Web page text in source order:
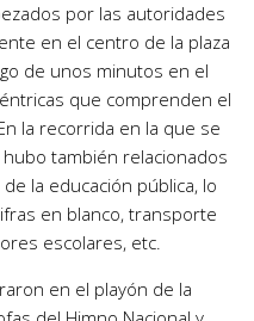
por las autoridades
en el centro de la plaza
de unos minutos en el
que comprenden el
la recorrida en la que se
también relacionados
la educación pública, lo
en blanco, transporte
escolares, etc.
en el playón de la